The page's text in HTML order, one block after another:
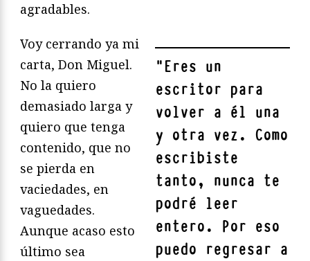
agradables.
"Eres un
escritor para
volver a él una
y otra vez. Como
escribiste
tanto, nunca te
podré leer
entero. Por eso
puedo regresar a
Voy cerrando ya mi
carta, Don Miguel.
No la quiero
demasiado larga y
quiero que tenga
contenido, que no
se pierda en
vaciedades, en
vaguedades.
Aunque acaso esto
último sea